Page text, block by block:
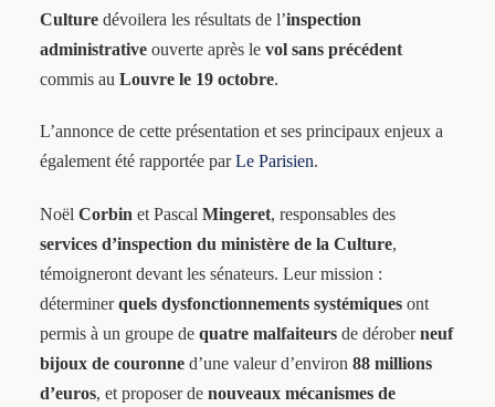
Culturedévoilera les résultats de l’inspection
administrativeouverte après le vol sans précédent
commis au Louvre le 19 octobre.
L’annonce de cette présentation et ses principaux enjeux a
également été rapportée parLe Parisien.
Noël Corbin et Pascal Mingeret, responsables des
services d’inspection du ministère de la Culture,
témoigneront devant les sénateurs. Leur mission :
déterminerquels dysfonctionnements systémiquesont
permis à un groupe de quatre malfaiteursde déroberneuf
bijoux de couronned’une valeur d’environ 88 millions
d’euros, et proposer de nouveaux mécanismes de